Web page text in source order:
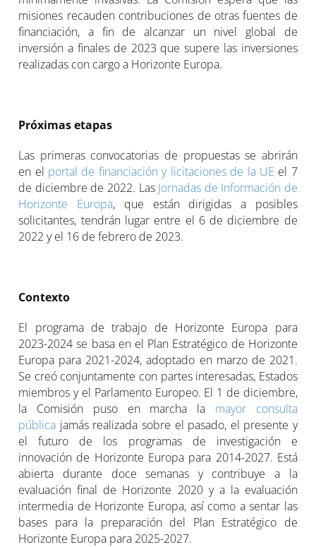
misiones recauden contribuciones de otras fuentes de
financiación, a fin de alcanzar un nivel global de
inversión a finales de 2023 que supere las inversiones
realizadas con cargo a Horizonte Europa.
Próximas etapas
Las primeras convocatorias de propuestas se abrirán
en el portal de financiación y licitaciones de la UE el 7
de diciembre de 2022. Las Jornadas de Información de
Horizonte Europa, que están dirigidas a posibles
solicitantes, tendrán lugar entre el 6 de diciembre de
2022 y el 16 de febrero de 2023.
Contexto
El programa de trabajo de Horizonte Europa para
2023-2024 se basa en el Plan Estratégico de Horizonte
Europa para 2021-2024, adoptado en marzo de 2021.
Se creó conjuntamente con partes interesadas, Estados
miembros y el Parlamento Europeo. El 1 de diciembre,
la Comisión puso en marcha la mayor consulta
pública jamás realizada sobre el pasado, el presente y
el futuro de los programas de investigación e
innovación de Horizonte Europa para 2014-2027. Está
abierta durante doce semanas y contribuye a la
evaluación final de Horizonte 2020 y a la evaluación
intermedia de Horizonte Europa, así como a sentar las
bases para la preparación del Plan Estratégico de
Horizonte Europa para 2025-2027.